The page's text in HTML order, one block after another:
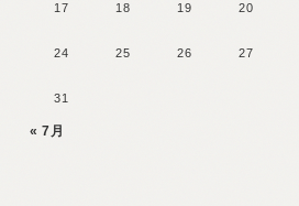
17 18 19 20
24 25 26 27
31
« 7月